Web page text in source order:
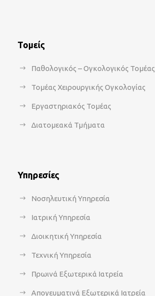
Τομείς
Παθολογικός – Ογκολογικός Τομέας
Τομέας Χειρουργικής Ογκολογίας
Εργαστηριακός Τομέας
Διατομεακά Τμήματα
Υπηρεσίες
Νοσηλευτική Υπηρεσία
Ιατρική Υπηρεσία
Διοικητική Υπηρεσία
Τεχνική Υπηρεσία
Πρωινά Εξωτερικά Ιατρεία
Απογευματινά Εξωτερικά Ιατρεία